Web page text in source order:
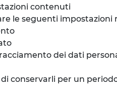
contenuti
le seguenti impostazioni
dei dati
conservarli per un